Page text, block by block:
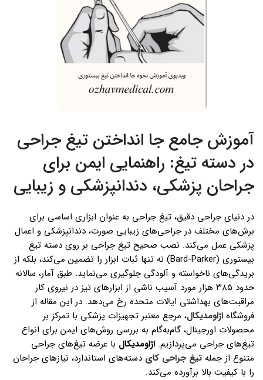
آموزش جامع جا انداختن تیغ جراحی
در دسته تیغ: راهنمایی ایمن برای
جراحان پزشکی، دندانپزشکی و زیبایی
در دنیای جراحی دقیق، تیغ جراحی به عنوان ابزاری اساسی برای
برش‌های مختلف در جراحی‌های زیبایی صورت، دندانپزشکی و اعمال
پزشکی عمل می‌کند. نصب صحیح تیغ جراحی بر روی دسته تیغ
بیستوری (Bard-Parker) نه تنها ثبات ابزار را تضمین می‌کند، بلکه از
بریدگی‌های ناخواسته و آلودگی جلوگیری می‌نماید. طبق آمار، سالانه
حدود ۳۸۵ هزار مورد آسیب ناشی از ابزارهای تیز در نیروی کار
مراقبت‌های بهداشتی ایالات متحده رخ می‌دهد. در این مقاله از
فروشگاه اژاومدیکال، مرجع معتبر تجهیزات پزشکی با تمرکز بر
محصولات اورجینال، گام‌به‌گام به بررسی روش‌های ایمن برای انواع
تیغ‌های جراحی می‌پردازیم. اژاومدیکال با عرضه تیغ‌های جراحی
متنوع از جمله تیغ جراحی کای دسته‌های استاندارد، نیازهای جراحان
را با کیفیت بالا برآورده می‌کند.